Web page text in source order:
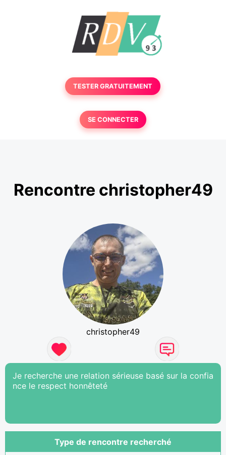
TESTER GRATUITEMENT
SE CONNECTER
Rencontre christopher49
christopher49
Je recherche une relation sérieuse basé sur la confia
nce le respect honnêteté
Type de rencontre recherché